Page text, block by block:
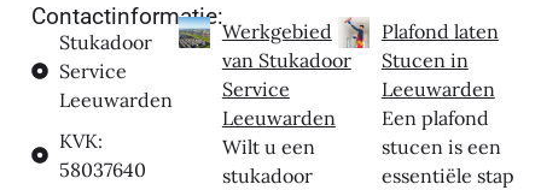
Contactinformatie:
Stukadoor
Service
Leeuwarden
KVK:
58037640
Werkgebied
van Stukadoor
Service
Leeuwarden
Wilt u een
stukadoor
Plafond laten
Stucen in
Leeuwarden
Een plafond
stucen is een
essentiële stap